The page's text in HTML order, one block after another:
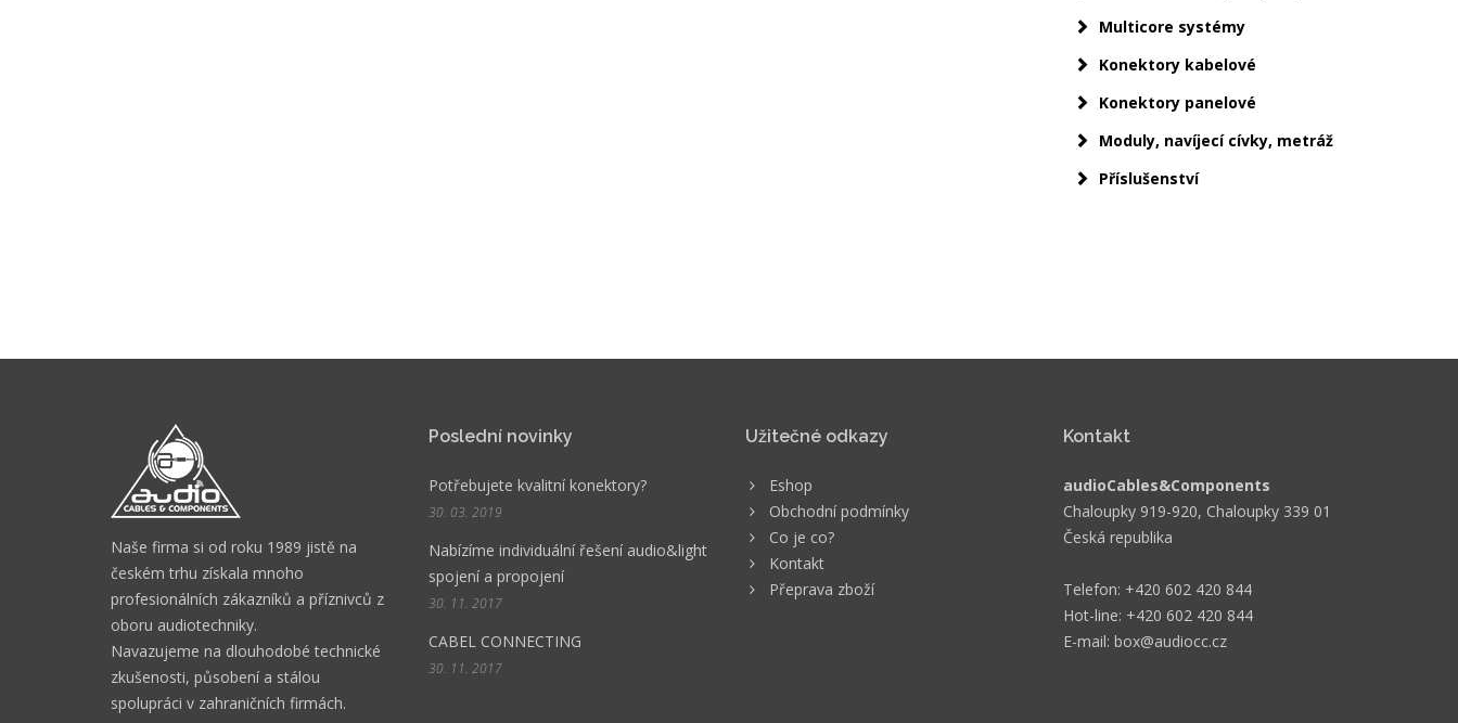
Multicore systémy
Konektory kabelové
Konektory panelové
Moduly, navíjecí cívky, metráž
Příslušenství
Naše firma si od roku 1989 jistě na
českém trhu získala mnoho
profesionálních zákazníků a příznivců z
oboru audiotechniky.
Navazujeme na dlouhodobé technické
zkušenosti, působení a stálou
spolupráci v zahraničních firmách.
Poslední novinky
Potřebujete kvalitní konektory?
30. 03. 2019
Nabízíme individuální řešení audio&light
spojení a propojení
30. 11. 2017
CABEL CONNECTING
30. 11. 2017
Užitečné odkazy
Eshop
Obchodní podmínky
Co je co?
Kontakt
Přeprava zboží
Kontakt
audioCables&Components
Chaloupky 919-920, Chaloupky 339 01
Česká republika
Telefon: +420 602 420 844
Hot-line: +420 602 420 844
E-mail: box@audiocc.cz